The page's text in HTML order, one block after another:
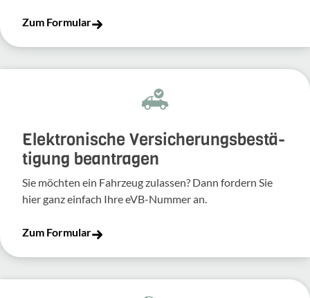
Zum Formular
Elek­tro­ni­sche Versi­che­rungs­be­stä­
ti­gung bean­tragen
Sie möchten ein Fahr­zeug zulassen? Dann fordern Sie
hier ganz einfach Ihre eVB-​Nummer an.
Zum Formular